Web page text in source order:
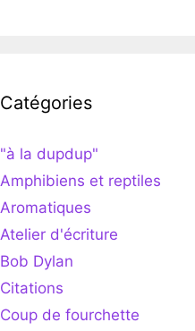
Catégories
"à la dupdup"
Amphibiens et reptiles
Aromatiques
Atelier d'écriture
Bob Dylan
Citations
Coup de fourchette